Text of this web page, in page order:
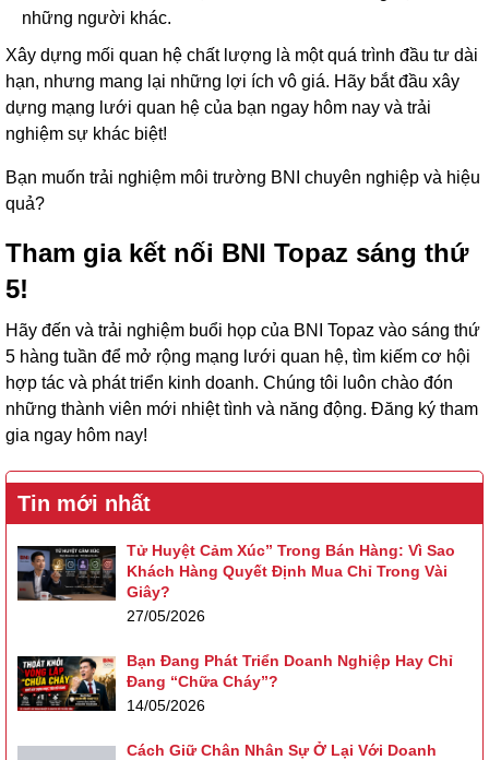
những người khác.
Xây dựng mối quan hệ chất lượng là một quá trình đầu tư dài
hạn, nhưng mang lại những lợi ích vô giá. Hãy bắt đầu xây
dựng mạng lưới quan hệ của bạn ngay hôm nay và trải
nghiệm sự khác biệt!
Bạn muốn trải nghiệm môi trường BNI chuyên nghiệp và hiệu
quả?
Tham gia kết nối BNI Topaz sáng thứ
5!
Hãy đến và trải nghiệm buổi họp của BNI Topaz vào sáng thứ
5 hàng tuần để mở rộng mạng lưới quan hệ, tìm kiếm cơ hội
hợp tác và phát triển kinh doanh. Chúng tôi luôn chào đón
những thành viên mới nhiệt tình và năng động. Đăng ký tham
gia ngay hôm nay!
Tin mới nhất
Tử Huyệt Cảm Xúc” Trong Bán Hàng: Vì Sao
Khách Hàng Quyết Định Mua Chỉ Trong Vài
Giây?
27/05/2026
Bạn Đang Phát Triển Doanh Nghiệp Hay Chỉ
Đang “Chữa Cháy”?
14/05/2026
Cách Giữ Chân Nhân Sự Ở Lại Với Doanh